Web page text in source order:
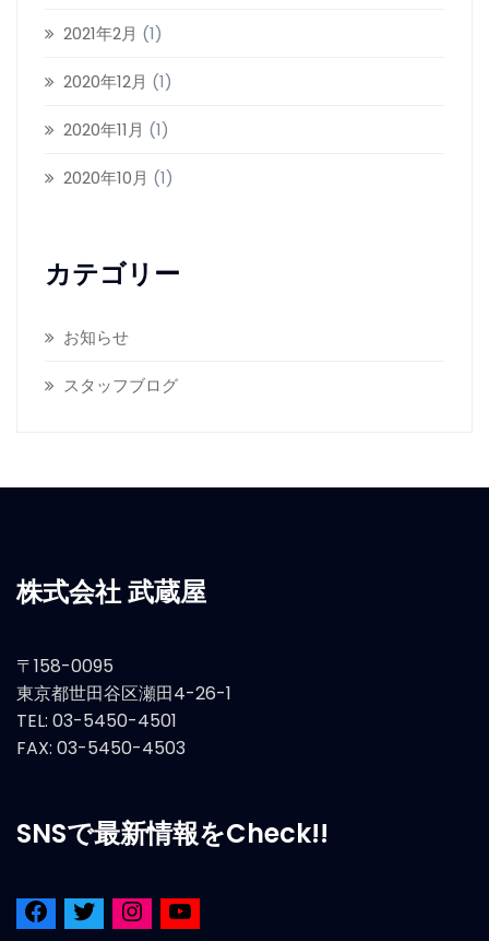
2021年2月 (1)
2020年12月 (1)
2020年11月 (1)
2020年10月 (1)
カテゴリー
お知らせ
スタッフブログ
株式会社 武蔵屋
〒158-0095
東京都世田谷区瀬田4-26-1
TEL: 03-5450-4501
FAX: 03-5450-4503
SNSで最新情報をCheck!!